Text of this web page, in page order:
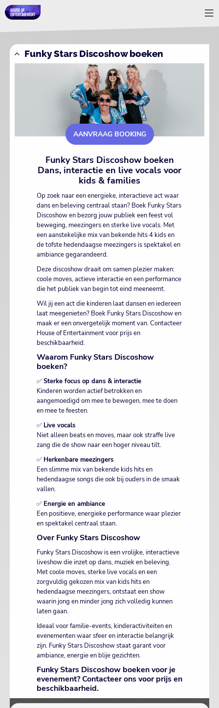
Funky Stars Discoshow boeken
AANVRAAG BOOKING
Funky Stars Discoshow boeken
Dans, interactie en live vocals voor
kids & families
Op zoek naar een energieke, interactieve act waar
dans en beleving centraal staan? Boek Funky Stars
Discoshow en bezorg jouw publiek een feest vol
beweging, meezingers en sterke live vocals. Met
een aanstekelijke mix van bekende hits 4 kids en
de tofste hedendaagse meezingers is spektakel en
ambiance gegarandeerd.
Deze discoshow draait om samen plezier maken:
coole moves, actieve interactie en een performance
die het publiek van begin tot eind meeneemt.
Wil jij een act die kinderen laat dansen en iedereen
laat meegenieten? Boek Funky Stars Discoshow en
maak er een onvergetelijk moment van. Contacteer
House of Entertainment voor prijs en
beschikbaarheid.
Waarom Funky Stars Discoshow
boeken?
✅Sterke focus op dans & interactie
Kinderen worden actief betrokken en
aangemoedigd om mee te bewegen, mee te doen
en mee te feesten.
✅ Live vocals
Niet alleen beats en moves, maar ook straffe live
zang die de show naar een hoger niveau tilt.
✅ Herkenbare meezingers
Een slimme mix van bekende kids hits en
hedendaagse songs die ook bij ouders in de smaak
vallen.
✅ Energie en ambiance
Een positieve, energieke performance waar plezier
en spektakel centraal staan.
Over Funky Stars Discoshow
Funky Stars Discoshow is een vrolijke, interactieve
liveshow die inzet op dans, muziek en beleving.
Met coole moves, sterke live vocals en een
zorgvuldig gekozen mix van kids hits en
hedendaagse meezingers, ontstaat een show
waarin jong en minder jong zich volledig kunnen
laten gaan.
Ideaal voor familie-events, kinderactiviteiten en
evenementen waar sfeer en interactie belangrijk
zijn. Funky Stars Discoshow staat garant voor
ambiance, energie en blije gezichten.
Funky Stars Discoshow boeken voor je
evenement? Contacteer ons voor prijs en
beschikbaarheid.